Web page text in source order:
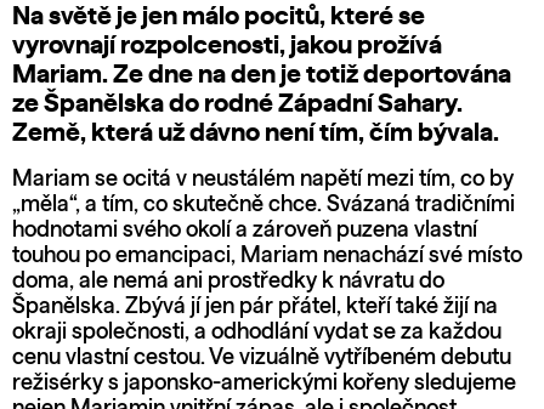
Na světě je jen málo pocitů, které se
vyrovnají rozpolcenosti, jakou prožívá
Mariam. Ze dne na den je totiž deportována
ze Španělska do rodné Západní Sahary.
Země, která už dávno není tím, čím bývala.
Mariam se ocitá v neustálém napětí mezi tím, co by
„měla“, a tím, co skutečně chce. Svázaná tradičními
hodnotami svého okolí a zároveň puzena vlastní
touhou po emancipaci, Mariam nenachází své místo
doma, ale nemá ani prostředky k návratu do
Španělska. Zbývá jí jen pár přátel, kteří také žijí na
okraji společnosti, a odhodlání vydat se za každou
cenu vlastní cestou. Ve vizuálně vytříbeném debutu
režisérky s japonsko-americkými kořeny sledujeme